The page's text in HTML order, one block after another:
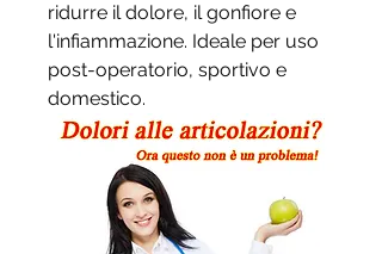
ridurre il dolore, il gonfiore e
l'infiammazione. Ideale per uso
post-operatorio, sportivo e
domestico.